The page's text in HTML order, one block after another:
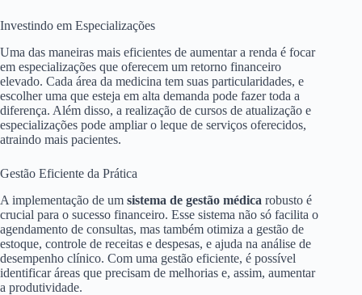
Investindo em Especializações
Uma das maneiras mais eficientes de aumentar a renda é focar
em especializações que oferecem um retorno financeiro
elevado. Cada área da medicina tem suas particularidades, e
escolher uma que esteja em alta demanda pode fazer toda a
diferença. Além disso, a realização de cursos de atualização e
especializações pode ampliar o leque de serviços oferecidos,
atraindo mais pacientes.
Gestão Eficiente da Prática
A implementação de um sistema de gestão médica robusto é
crucial para o sucesso financeiro. Esse sistema não só facilita o
agendamento de consultas, mas também otimiza a gestão de
estoque, controle de receitas e despesas, e ajuda na análise de
desempenho clínico. Com uma gestão eficiente, é possível
identificar áreas que precisam de melhorias e, assim, aumentar
a produtividade.